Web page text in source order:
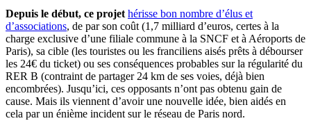
Depuis le début, ce projet hérisse bon nombre d’élus et
d’associations, de par son coût (1,7 milliard d’euros, certes à la
charge exclusive d’une filiale commune à la SNCF et à Aéroports de
Paris), sa cible (les touristes ou les franciliens aisés prêts à débourser
les 24€ du ticket) ou ses conséquences probables sur la régularité du
RER B (contraint de partager 24 km de ses voies, déjà bien
encombrées). Jusqu’ici, ces opposants n’ont pas obtenu gain de
cause. Mais ils viennent d’avoir une nouvelle idée, bien aidés en
cela par un énième incident sur le réseau de Paris nord.